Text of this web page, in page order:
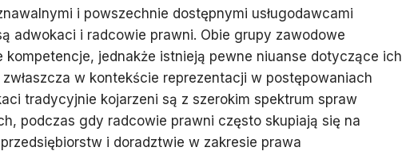
i powszechnie dostępnymi usługodawcami
adwokaci i radcowie prawni. Obie grupy zawodowe
kompetencje, jednakże istnieją pewne niuanse dotyczące ich
zwłaszcza w kontekście reprezentacji w postępowaniach
tradycyjnie kojarzeni są z szerokim spektrum spraw
podczas gdy radcowie prawni często skupiają się na
i doradztwie w zakresie prawa